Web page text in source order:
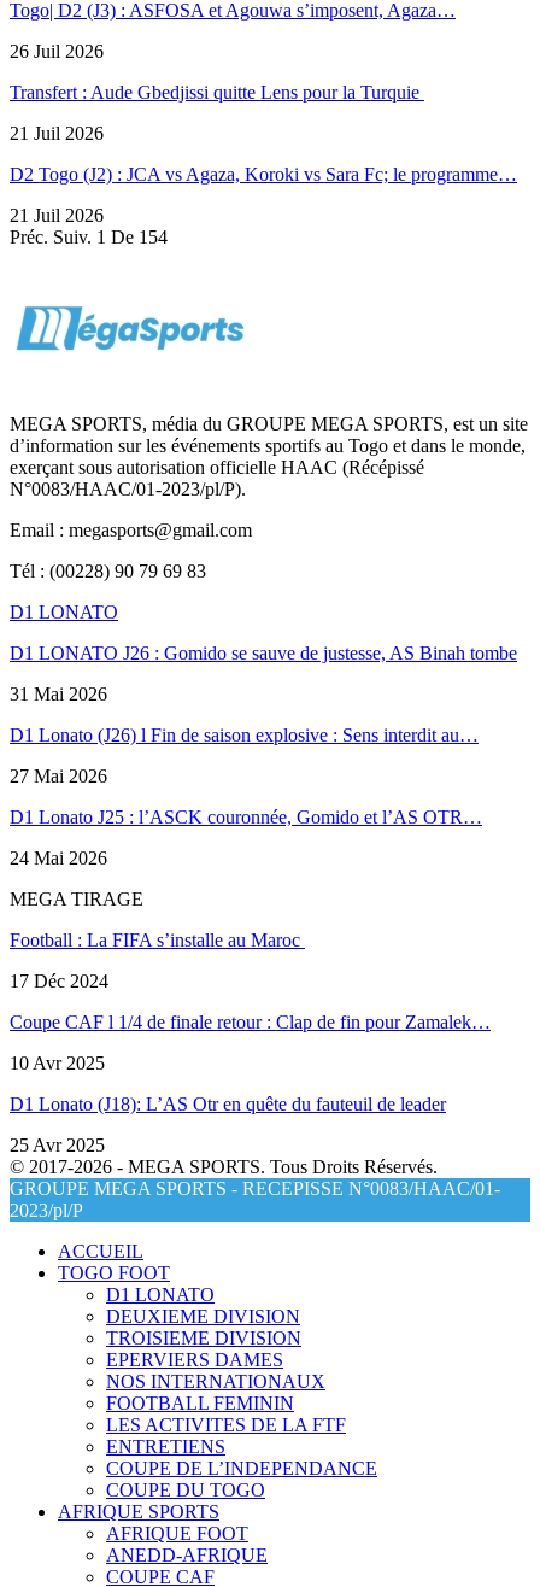
Togo| D2 (J3) : ASFOSA et Agouwa s’imposent, Agaza…
26 Juil 2026
Transfert : Aude Gbedjissi quitte Lens pour la Turquie
21 Juil 2026
D2 Togo (J2) : JCA vs Agaza, Koroki vs Sara Fc; le programme…
21 Juil 2026
Préc. Suiv. 1 De 154
MEGA SPORTS, média du GROUPE MEGA SPORTS, est un site
d’information sur les événements sportifs au Togo et dans le monde,
exerçant sous autorisation officielle HAAC (Récépissé
N°0083/HAAC/01-2023/pl/P).
Email : megasports@gmail.com
Tél : (00228) 90 79 69 83
D1 LONATO
D1 LONATO J26 : Gomido se sauve de justesse, AS Binah tombe
31 Mai 2026
D1 Lonato (J26) l Fin de saison explosive : Sens interdit au…
27 Mai 2026
D1 Lonato J25 : l’ASCK couronnée, Gomido et l’AS OTR…
24 Mai 2026
MEGA TIRAGE
Football : La FIFA s’installe au Maroc
17 Déc 2024
Coupe CAF l 1/4 de finale retour : Clap de fin pour Zamalek…
10 Avr 2025
D1 Lonato (J18): L’AS Otr en quête du fauteuil de leader
25 Avr 2025
© 2017-2026 - MEGA SPORTS. Tous Droits Réservés.
GROUPE MEGA SPORTS - RECEPISSE N°0083/HAAC/01-
2023/pl/P
ACCUEIL
TOGO FOOT
D1 LONATO
DEUXIEME DIVISION
TROISIEME DIVISION
EPERVIERS DAMES
NOS INTERNATIONAUX
FOOTBALL FEMININ
LES ACTIVITES DE LA FTF
ENTRETIENS
COUPE DE L’INDEPENDANCE
COUPE DU TOGO
AFRIQUE SPORTS
AFRIQUE FOOT
ANEDD-AFRIQUE
COUPE CAF